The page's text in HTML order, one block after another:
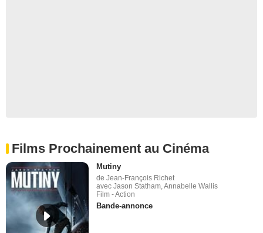
Films Prochainement au Cinéma
Mutiny
de Jean-François Richet
avec Jason Statham, Annabelle Wallis
Film - Action
Bande-annonce